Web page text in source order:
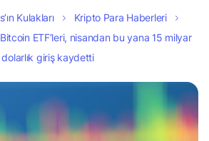
Kulakları
Kripto Para Haberleri
Bitcoin ETF’leri, nisandan bu yana 15 milyar
dolarlık giriş kaydetti